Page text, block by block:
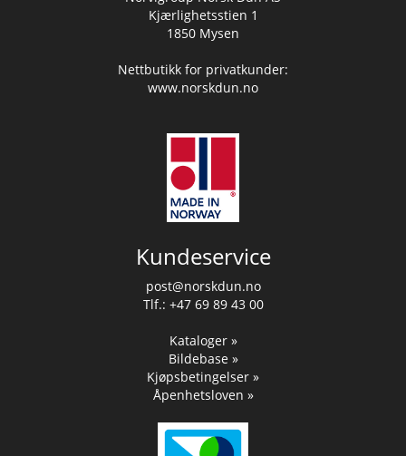
Kjærlighetsstien 1
1850 Mysen
Nettbutikk for privatkunder:
www.norskdun.no
Kundeservice
post@norskdun.no
Tlf.: +47 69 89 43 00
Kataloger »
Bildebase »
Kjøpsbetingelser »
Åpenhetsloven »